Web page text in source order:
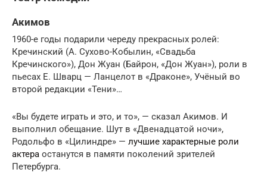
Акимов
1960-е годы подарили череду прекрасных ролей:
Кречинский (А. Сухово-Кобылин, «Свадьба
Кречинского»), Дон Жуан (Байрон, «Дон Жуан»), роли в
пьесах Е. Шварц — Ланцелот в «Драконе», Учёный во
второй редакции «Тени»…
«Вы будете играть и это, и то», — сказал Акимов. И
выполнил обещание. Шут в «Двенадцатой ночи»,
Родольфо в «Цилиндре» — лучшие характерные роли
актера останутся в памяти поколений зрителей
Петербурга.